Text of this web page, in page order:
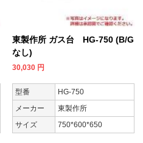
東製作所 ガス台 HG-750 (B/G
なし)
30,030 円
型番
HG-750
メーカー
東製作所
サイズ
750*600*650